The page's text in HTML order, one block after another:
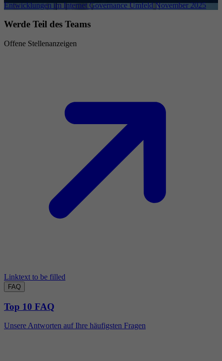
Entwicklungen im Internet Governance Umfeld November 2025
Werde Teil des Teams
Offene Stellenanzeigen
Linktext to be filled
FAQ
Top 10 FAQ
Unsere Antworten auf Ihre häufigsten Fragen